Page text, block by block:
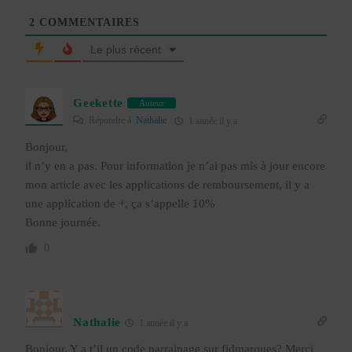
2 COMMENTAIRES
Le plus récent
Geekette Auteur
Répondre à Nathalie 1 année il y a
Bonjour,
il n’y en a pas. Pour information je n’ai pas mis à jour encore
mon article avec les applications de remboursement, il y a
une application de +, ça s’appelle 10%
Bonne journée.
Nathalie 1 année il y a
Bonjour. Y a t’il un code parrainage sur fidmarques? Merci